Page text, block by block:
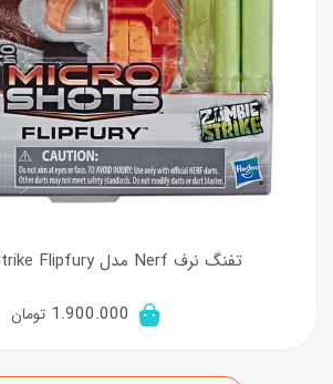
تفنگ نرف Nerf مدل Zombie Strike Flipfury
1.900.000 تومان